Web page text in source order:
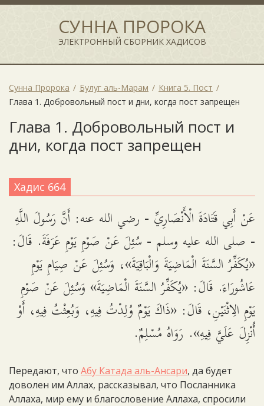
СУННА ПРОРОКА
ЭЛЕКТРОННЫЙ СБОРНИК ХАДИСОВ
Сунна Пророка Булуг аль-Марам
Книга 5. Пост
Глава 1. Добровольный пост и дни, когда пост запрещен
Глава 1. Добровольный пост и
дни, когда пост запрещен
Хадис 664
عَنْ أَبِي قَتَادَةَ الْأَنْصَارِيِّ - رضي الله عنه: أَنَّ رَسُولَ اللَّهِ
- صلى الله عليه وسلم - سُئِلَ عَنْ صَوْمِ يَوْمِ عَرَفَةَ. قَالَ:
«يُكَفِّرُ السَّنَةَ الْمَاضِيَةَ وَالْبَاقِيَةَ»، وَسُئِلَ عَنْ صِيَامِ يَوْمِ
عَاشُورَاءَ. قَالَ: «يُكَفِّرُ السَّنَةَ الْمَاضِيَةَ» وَسُئِلَ عَنْ صَوْمِ
يَوْمِ الِاثْنَيْنِ، قَالَ: «ذَاكَ يَوْمٌ وُلِدْتُ فِيهِ، وَبُعِثْتُ فِيهِ، أَوْ
أُنْزِلَ عَلَيَّ فِيهِ». رَوَاهُ مُسْلِمٌ.
Передают, что Абу Катада аль-Ансари, да будет
доволен им Аллах, рассказывал, что Посланника
Аллаха, мир ему и благословение Аллаха, спросили